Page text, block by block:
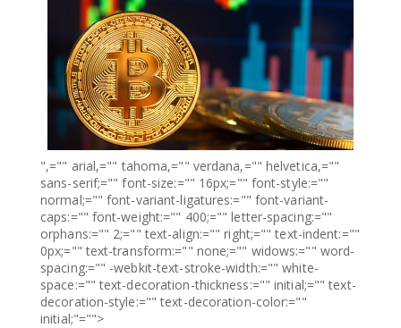
",="" arial,="" tahoma,="" verdana,="" helvetica,=""
sans-serif;="" font-size:="" 16px;="" font-style:=""
normal;="" font-variant-ligatures:="" font-variant-
caps:="" font-weight:="" 400;="" letter-spacing:=""
orphans:="" 2;="" text-align:="" right;="" text-indent:=""
0px;="" text-transform:="" none;="" widows:="" word-
spacing:="" -webkit-text-stroke-width:="" white-
space:="" text-decoration-thickness:="" initial;="" text-
decoration-style:="" text-decoration-color:=""
initial;"="">